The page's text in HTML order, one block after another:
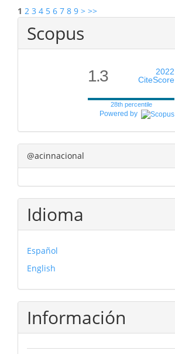
1 2 3 4 5 6 7 8 9 > >>
Scopus
1.3
2022
CiteScore
28th percentile
Powered by
@acinnacional
Idioma
Español
English
Información